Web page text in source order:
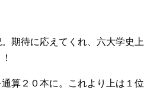
期待に応えてくれ、六大学史上
算２０本に。これより上は１位